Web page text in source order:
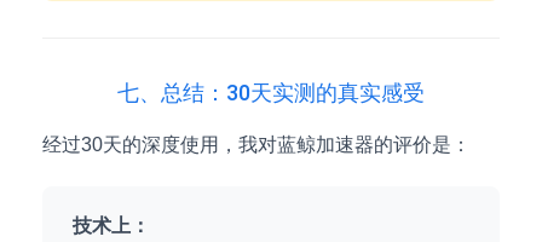
七、总结：30天实测的真实感受
经过30天的深度使用，我对蓝鲸加速器的评价是：
技术上：